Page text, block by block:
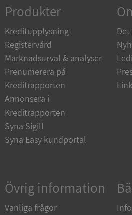
Produkter
Kreditupplysning
Registervård
Marknadsurval & analyser
Prenumerera på
Kreditrapporten
Annonsera i
Kreditrapporten
Syna Sigill
Syna Easy kundportal
Övrig information
Vanliga frågor
Strikt nödvändiga kakor tillåter
kärnwebbplatsfunktioner som
användas ordentligt utan strikt
Namn